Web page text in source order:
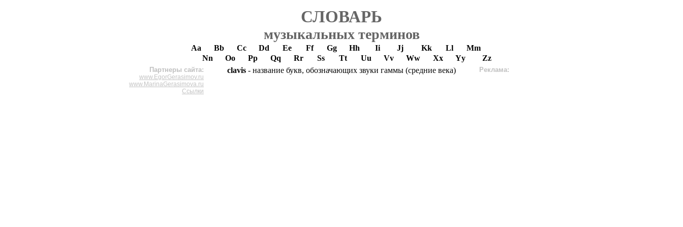
СЛОВАРЬ
музыкальных терминов
Aa Bb Cc Dd Ee Ff Gg Hh Ii Jj Kk Ll
Mm
Nn
Oo Pp Qq Rr Ss Tt Uu Vv Ww Xx Yy Zz
Партнеры сайта:
www.EgorGerasimov.ru
www.MarinaGerasimova.ru
Ссылки
clavis - название букв, обозначающих звуки гаммы (средние века) Реклама: